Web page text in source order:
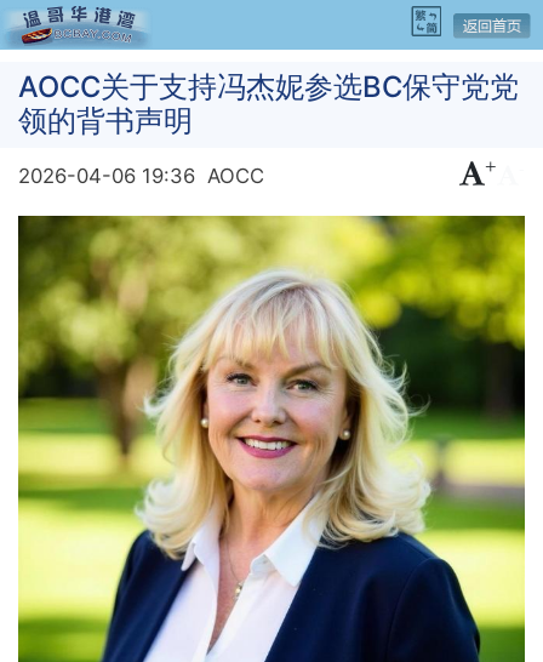
AOCC关于支持冯杰妮参选BC保守党党
领的背书声明
2026-04-06 19:36 AOCC +